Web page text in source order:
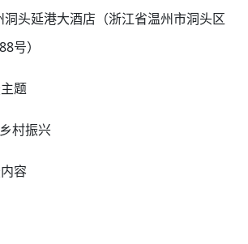
头延港大酒店（浙江省温州市洞头区
号）
题
村振兴
容